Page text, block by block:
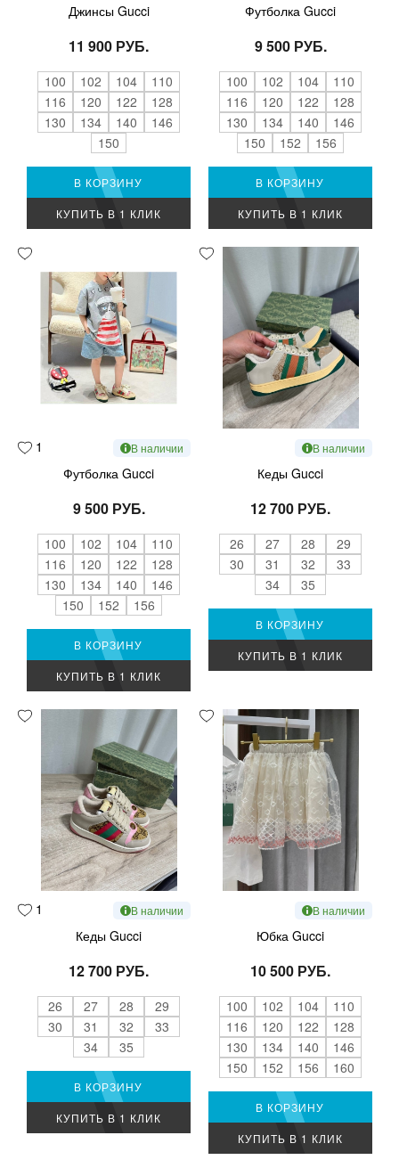
Джинсы Gucci
11 900 РУБ.
100 102 104
110
116
120 122
128
130
134 140
146
150
В КОРЗИНУ
КУПИТЬ В 1 КЛИК
Футболка Gucci
9 500 РУБ.
100 102 104
110
116
120 122
128
130
134 140
146
150
152 156
В КОРЗИНУ
КУПИТЬ В 1 КЛИК
1 В наличии
Футболка Gucci
9 500 РУБ.
100 102 104
110
116
120 122
128
130
134 140
146
150
152 156
В КОРЗИНУ
КУПИТЬ В 1 КЛИК
В наличии
Кеды Gucci
12 700 РУБ.
26 27 28
29
30
31 32
33
34
35
В КОРЗИНУ
КУПИТЬ В 1 КЛИК
1 В наличии
Кеды Gucci
12 700 РУБ.
26 27 28
29
30
31 32
33
34
35
В КОРЗИНУ
КУПИТЬ В 1 КЛИК
В наличии
Юбка Gucci
10 500 РУБ.
100 102 104
110
116
120 122
128
130
134 140
146
150
152 156 160
В КОРЗИНУ
КУПИТЬ В 1 КЛИК